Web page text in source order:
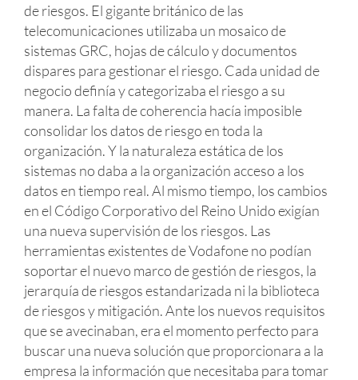
de riesgos. El gigante británico de las
telecomunicaciones utilizaba un mosaico de
sistemas GRC, hojas de cálculo y documentos
dispares para gestionar el riesgo. Cada unidad de
negocio definía y categorizaba el riesgo a su
manera. La falta de coherencia hacía imposible
consolidar los datos de riesgo en toda la
organización. Y la naturaleza estática de los
sistemas no daba a la organización acceso a los
datos en tiempo real. Al mismo tiempo, los cambios
en el Código Corporativo del Reino Unido exigían
una nueva supervisión de los riesgos. Las
herramientas existentes de Vodafone no podían
soportar el nuevo marco de gestión de riesgos, la
jerarquía de riesgos estandarizada ni la biblioteca
de riesgos y mitigación. Ante los nuevos requisitos
que se avecinaban, era el momento perfecto para
buscar una nueva solución que proporcionara a la
empresa la información que necesitaba para tomar